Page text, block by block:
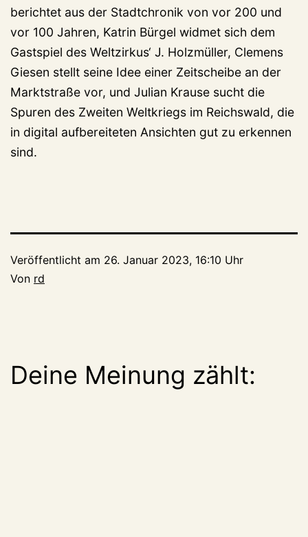
berichtet aus der Stadtchronik von vor 200 und
vor 100 Jahren, Katrin Bürgel widmet sich dem
Gastspiel des Weltzirkus‘ J. Holzmüller, Clemens
Giesen stellt seine Idee einer Zeitscheibe an der
Marktstraße vor, und Julian Krause sucht die
Spuren des Zweiten Weltkriegs im Reichswald, die
in digital aufbereiteten Ansichten gut zu erkennen
sind.
Veröffentlicht am 26. Januar 2023, 16:10 Uhr
Von rd
Deine Meinung zählt: